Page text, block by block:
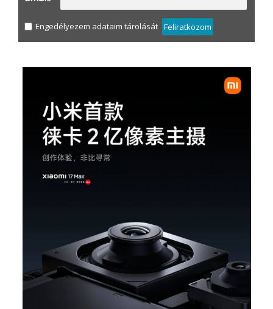
Engedélyezem adataim tárolását Feliratkozom